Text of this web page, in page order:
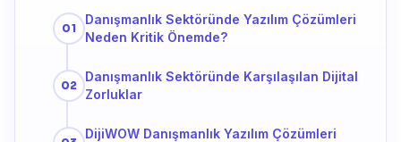
Danışmanlık Sektöründe Yazılım Çözümleri
Neden Kritik Önemde?
Danışmanlık Sektöründe Karşılaşılan Dijital
Zorluklar
DijiWOW Danışmanlık Yazılım Çözümleri